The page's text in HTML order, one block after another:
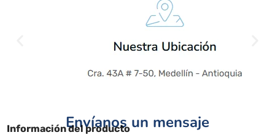
Envíanos un mensaje
Información del producto